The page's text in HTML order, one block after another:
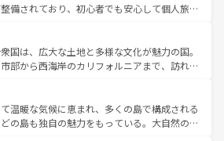
しい。
だからこそできる体験も豊富。イギリスを旅
照してほしい。
備されており、初心者でも安心して個人旅行
まま残る町や、スイスならではのユニークな
、アルプス観光だけでなく町歩きも満喫する
。国民の所得が高いため物価も高いが、旅行
料で観光を楽しむこともできる。 なお、新
報はコンテンツ一覧 を参照してほしい。
国は、広大な土地と多様な文化が魅力の国。
部から西海岸のカリフォルニアまで、訪れる
都市は、観光、ショッピング、エンターテイ
まった刺激的なスポットだ。一方、アメリカ
然が広がり、グランドキャニオンやイエロー
温暖な気候に恵まれ、多くの島で構成される
の島も独自の魅力をもっている。大自然の神